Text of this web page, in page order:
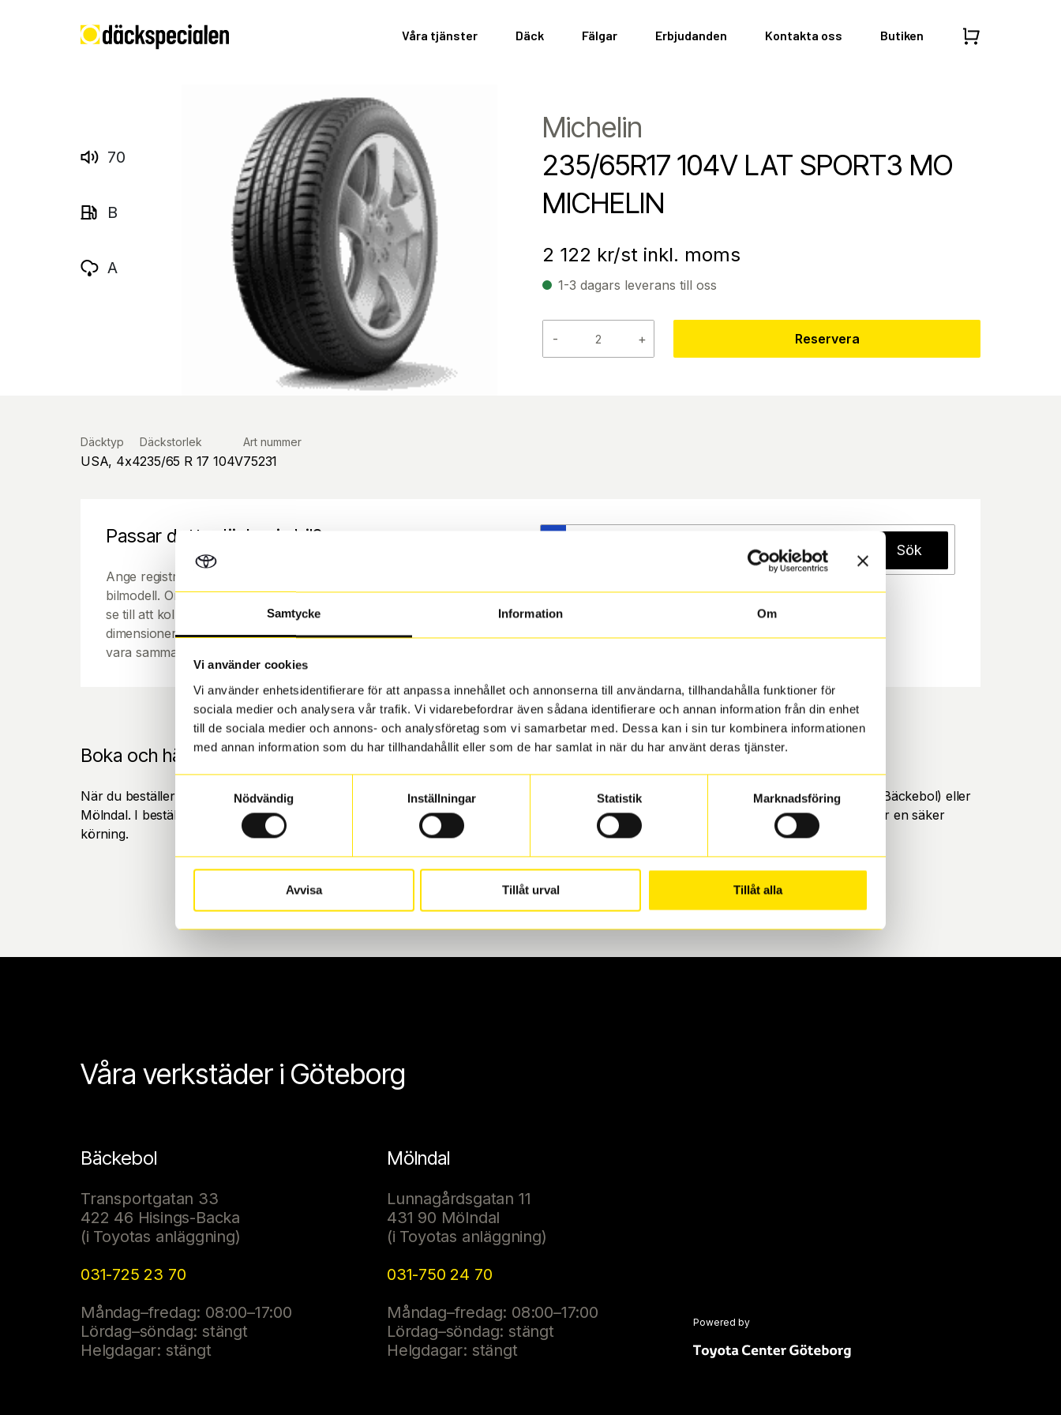
Samtycke Information Om
Vi använder cookies
Vi använder enhetsidentifierare för att anpassa innehållet och annonserna till användarna, tillhandahålla funktioner för
sociala medier och analysera vår trafik. Vi vidarebefordrar även sådana identifierare och annan information från din enhet
till de sociala medier och annons- och analysföretag som vi samarbetar med. Dessa kan i sin tur kombinera informationen
med annan information som du har tillhandahållit eller som de har samlat in när du har använt deras tjänster.
Nödvändig
Inställningar Statistik Marknadsföring
Avvisa Tillåt urval Tillåt alla
Våra tjänster Däck Fälgar Erbjudanden Kontakta oss Butiken
70
B
A
Michelin
235/65R17 104V LAT SPORT3 MO
MICHELIN
2 122 kr/st inkl. moms
1-3 dagars leverans till oss
- + Reservera
Däcktyp
USA, 4x4
Däckstorlek
235/65 R 17 104V
Art nummer
75231
Passar detta däck min bil?
Ange registreringsnummer för att se om det däck du valt passar din
bilmodell. Om du köper däck som skall sättas på dina befintliga fälgar,
se till att kolla en extra gång så att däck och fälg har samma
dimensioner. Ibland kan fälgen ha bytts ut under årens lopp och inte
vara samma dimension som bilen hade ut från fabrik.
Sök
Boka och hämta hos Däckspecialen
När du beställer dina nya däck eller fälgar hos oss levereras de direkt till någon av våra däckverkstäder i Göteborg. Välj mellan Hisingen (Bäckebol) eller
Mölndal. I beställningen anger du datum och tid för upphämtning eller service. När vi byter dina däck ser vi till att de uppfyller alla krav för en säker
körning.
Våra verkstäder i Göteborg
Bäckebol
Transportgatan 33
422 46 Hisings-Backa
(i Toyotas anläggning)
031-725 23 70
Måndag–fredag: 08:00–17:00
Lördag–söndag: stängt
Helgdagar: stängt
Mölndal
Lunnagårdsgatan 11
431 90 Mölndal
(i Toyotas anläggning)
031-750 24 70
Måndag–fredag: 08:00–17:00
Lördag–söndag: stängt
Helgdagar: stängt
Powered by